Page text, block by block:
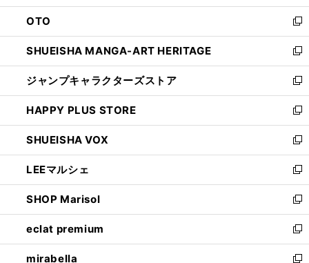
ウ
で
開
く
ン
ド
ウ
で
開
く
OTO
新
し
い
ウ
ィ
ン
ド
ウ
で
開
く
SHUEISHA MANGA-ART HERITAGE
新
し
い
ウ
ィ
ン
ド
ウ
で
開
く
ジャンプキャラクターズストア
新
し
い
ウ
ィ
ン
ド
ウ
で
開
く
HAPPY PLUS STORE
新
し
い
ウ
ィ
ン
ド
ウ
で
開
く
SHUEISHA VOX
新
し
い
ウ
ィ
ン
ド
ウ
で
LEEマルシェ
新
し
い
ウ
ィ
ン
ド
SHOP Marisol
新
し
い
ウ
ィ
eclat premium
新
し
mirabella